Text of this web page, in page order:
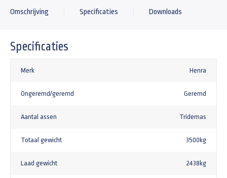
Omschrijving Specificaties Downloads
Specificaties
Merk Henra
Ongeremd/geremd Geremd
Aantal assen Tridemas
Totaal gewicht 3500kg
Laad gewicht 2438kg